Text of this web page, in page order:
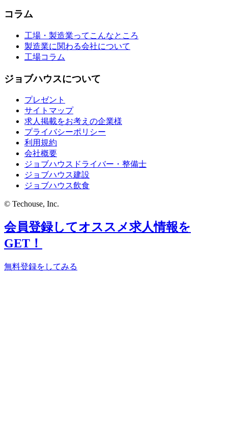
コラム
工場・製造業ってこんなところ
製造業に関わる会社について
工場コラム
ジョブハウスについて
プレゼント
サイトマップ
求人掲載をお考えの企業様
プライバシーポリシー
利用規約
会社概要
ジョブハウスドライバー・整備士
ジョブハウス建設
ジョブハウス飲食
© Techouse, Inc.
会員登録してオススメ求人情報を
GET！
無料登録をしてみる